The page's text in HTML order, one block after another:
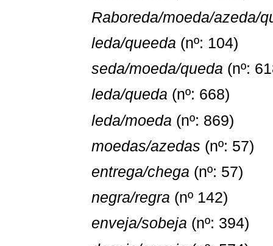
Raboreda/moeda/azeda/
leda/queeda (nº: 104)
seda/moeda/queda (nº:
leda/queda (nº: 668)
leda/moeda (nº: 869)
moedas/azedas (nº: 57)
entrega/chega (nº: 57)
negra/regra (nº 142)
enveja/sobeja (nº: 394)